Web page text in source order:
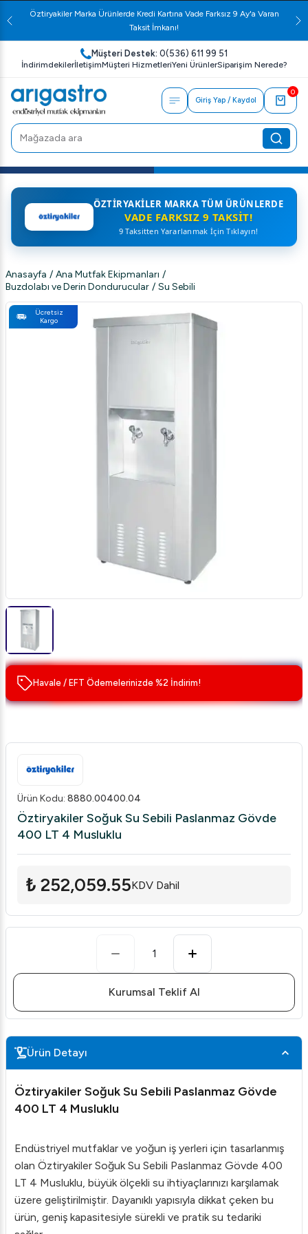
Öztiryakiler Marka Ürünlerde Kredi Kartına Vade Farksız 9 Ay'a Varan
Taksit İmkanı!
Müşteri Destek: 0(536) 611 99 51
İndirimdekilerİletişimMüşteri HizmetleriYeni ÜrünlerSiparişim Nerede?
Giriş Yap / Kaydol
0
ÖZTIRYAKILER MARKA TÜM ÜRÜNLERDE
VADE FARKSIZ 9 TAKSIT!
9 Taksitten Yararlanmak İçin Tıklayın!
Anasayfa / Ana Mutfak Ekipmanları /
Buzdolabı ve Derin Dondurucular / Su Sebili
Ücretsiz
Kargo
Havale / EFT Ödemelerinizde %2 İndirim!
Ürün Kodu: 8880.00400.04
Öztiryakiler Soğuk Su Sebili Paslanmaz Gövde
400 LT 4 Musluklu
₺ 252,059.55KDV Dahil
1
Kurumsal Teklif Al
Ürün Detayı
Öztiryakiler Soğuk Su Sebili Paslanmaz Gövde
400 LT 4 Musluklu
Endüstriyel mutfaklar ve yoğun iş yerleri için tasarlanmış
olan Öztiryakiler Soğuk Su Sebili Paslanmaz Gövde 400
LT 4 Musluklu, büyük ölçekli su ihtiyaçlarınızı karşılamak
üzere geliştirilmiştir. Dayanıklı yapısıyla dikkat çeken bu
ürün, geniş kapasitesiyle sürekli ve pratik su tedariki